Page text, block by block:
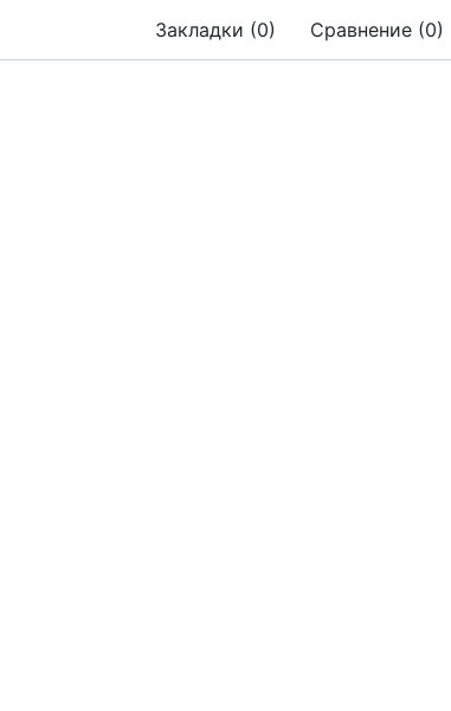
Закладки (0) Сравнение (0)